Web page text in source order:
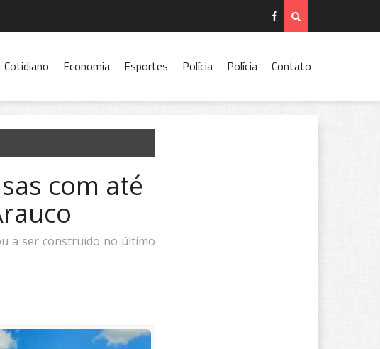
Cotidiano Economia Esportes Polícia Polícia Contato
com até
a ser construído no último